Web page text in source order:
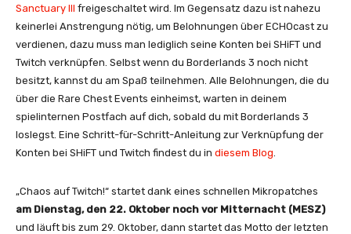
Sanctuary III freigeschaltet wird. Im Gegensatz dazu ist nahezu
keinerlei Anstrengung nötig, um Belohnungen über ECHOcast zu
verdienen, dazu muss man lediglich seine Konten bei SHiFT und
Twitch verknüpfen. Selbst wenn du Borderlands 3 noch nicht
besitzt, kannst du am Spaß teilnehmen. Alle Belohnungen, die du
über die Rare Chest Events einheimst, warten in deinem
spielinternen Postfach auf dich, sobald du mit Borderlands 3
loslegst. Eine Schritt-für-Schritt-Anleitung zur Verknüpfung der
Konten bei SHiFT und Twitch findest du in diesem Blog
„Chaos auf Twitch!“ startet dank eines schnellen Mikropatches
am Dienstag, den 22. Oktober noch vor Mitternacht (MESZ)
und läuft bis zum 29. Oktober, dann startet das Motto der letzten